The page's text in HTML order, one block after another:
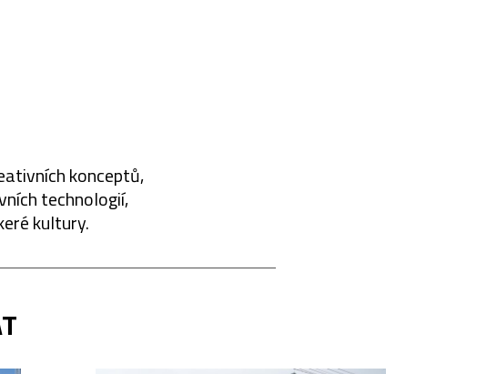
konceptů,
technologií,
kultury.